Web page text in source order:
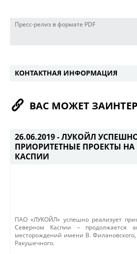
Пресс-релиз в формате PDF
КОНТАКТНАЯ ИНФОРМАЦИЯ
ВАС МОЖЕТ
26.06.2019 -ЛУКОЙЛ
ПРИОРИТЕТНЫЕ ПРОЕКТЫ НА
КАСПИИ
ПАО «ЛУКОЙЛ» успешно реализует
Северном Каспии – продолжается
месторождений имени В.
Ракушечного.